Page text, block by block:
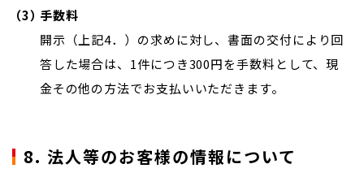
手数料
開示（上記4．）の求めに対し、書面の交付により回
答した場合は、1件につき300円を手数料として、現
金その他の方法でお支払いいただきます。
8. 法人等のお客様の情報について